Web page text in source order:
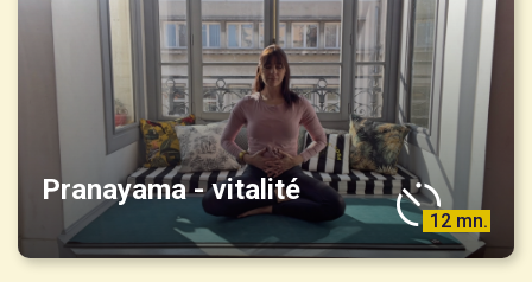
Pranayama - vitalité
12 mn.